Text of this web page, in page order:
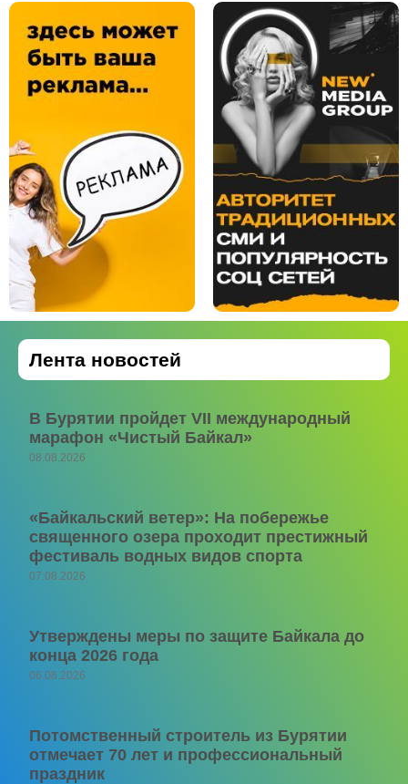
Лента новостей
В Бурятии пройдет VII международный
марафон «Чистый Байкал»
08.08.2026
«Байкальский ветер»: На побережье
священного озера проходит престижный
фестиваль водных видов спорта
07.08.2026
Утверждены меры по защите Байкала до
конца 2026 года
06.08.2026
Потомственный строитель из Бурятии
отмечает 70 лет и профессиональный
праздник